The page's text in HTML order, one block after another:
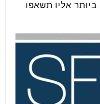
ביותר אליו תשאפו